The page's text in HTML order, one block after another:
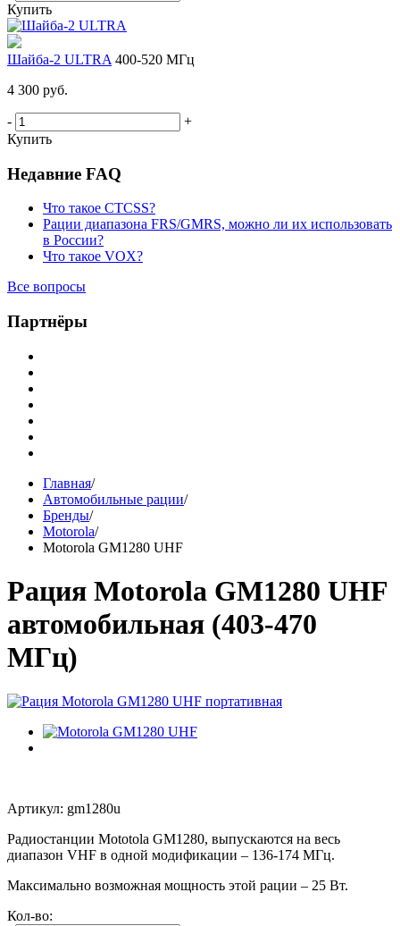
Купить
Шайба-2 ULTRA 400-520 МГц
4 300 руб.
-
+
Купить
Недавние FAQ
Что такое CTCSS?
Рации диапазона FRS/GMRS, можно ли их использовать
в России?
Что такое VOX?
Все вопросы
Партнёры
Главная/
Автомобильные рации/
Бренды/
Motorola/
Motorola GM1280 UHF
Рация Motorola GM1280 UHF
автомобильная (403-470
МГц)
Артикул: gm1280u
Радиостанции Mototola GM1280, выпускаются на весь
диапазон VHF в одной модификации – 136-174 МГц.
Максимально возможная мощность этой рации – 25 Вт.
Кол-во: